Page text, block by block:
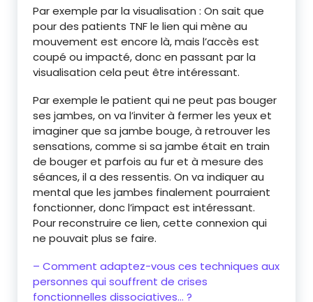
Par exemple par la visualisation : On sait que
pour des patients TNF le lien qui mène au
mouvement est encore là, mais l’accès est
coupé ou impacté, donc en passant par la
visualisation cela peut être intéressant.
Par exemple le patient qui ne peut pas bouger
ses jambes, on va l’inviter à fermer les yeux et
imaginer que sa jambe bouge, à retrouver les
sensations, comme si sa jambe était en train
de bouger et parfois au fur et à mesure des
séances, il a des ressentis. On va indiquer au
mental que les jambes finalement pourraient
fonctionner, donc l’impact est intéressant.
Pour reconstruire ce lien, cette connexion qui
ne pouvait plus se faire.
– Comment adaptez-vous ces techniques aux
personnes qui souffrent de crises
fonctionnelles dissociatives… ?